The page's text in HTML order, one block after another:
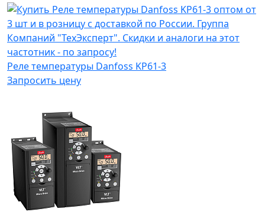
Реле температуры Danfoss KP61-3
Запросить цену